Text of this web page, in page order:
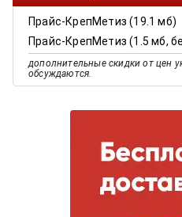
Прайс-КрепМетиз (19.1 мб)
Прайс-КрепМетиз (1.5 мб,
дополнительные скидки от цен
обсуждаются.